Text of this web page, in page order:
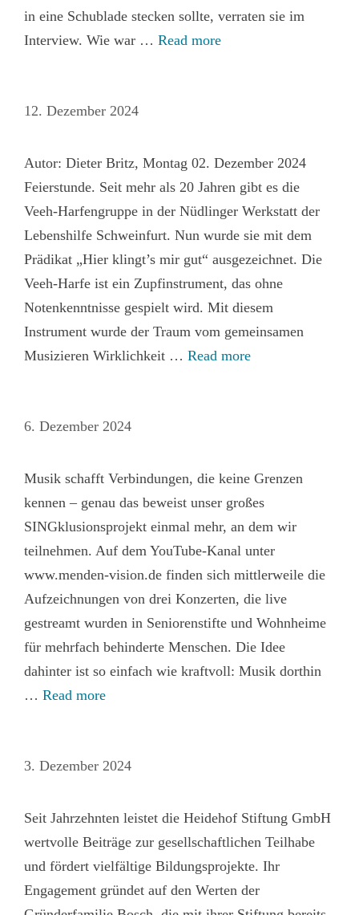
in eine Schublade stecken sollte, verraten sie im
Interview. Wie war … Read more
12. Dezember 2024
Autor: Dieter Britz, Montag 02. Dezember 2024
Feierstunde. Seit mehr als 20 Jahren gibt es die
Veeh-Harfengruppe in der Nüdlinger Werkstatt der
Lebenshilfe Schweinfurt. Nun wurde sie mit dem
Prädikat „Hier klingt’s mir gut“ ausgezeichnet. Die
Veeh-Harfe ist ein Zupfinstrument, das ohne
Notenkenntnisse gespielt wird. Mit diesem
Instrument wurde der Traum vom gemeinsamen
Musizieren Wirklichkeit … Read more
6. Dezember 2024
Musik schafft Verbindungen, die keine Grenzen
kennen – genau das beweist unser großes
SINGklusionsprojekt einmal mehr, an dem wir
teilnehmen. Auf dem YouTube-Kanal unter
www.menden-vision.de finden sich mittlerweile die
Aufzeichnungen von drei Konzerten, die live
gestreamt wurden in Seniorenstifte und Wohnheime
für mehrfach behinderte Menschen. Die Idee
dahinter ist so einfach wie kraftvoll: Musik dorthin
… Read more
3. Dezember 2024
Seit Jahrzehnten leistet die Heidehof Stiftung GmbH
wertvolle Beiträge zur gesellschaftlichen Teilhabe
und fördert vielfältige Bildungsprojekte. Ihr
Engagement gründet auf den Werten der